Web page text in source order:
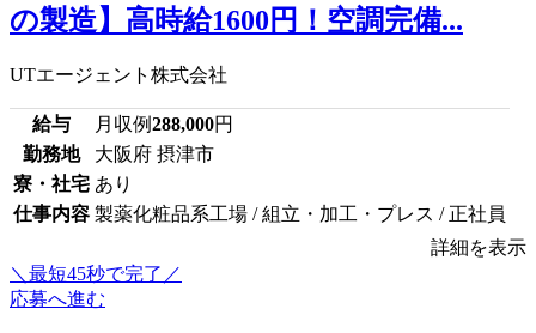
の製造】高時給1600円！空調完備...
UTエージェント株式会社
給与 月収例288,000円
勤務地
大阪府 摂津市
寮・社宅 あり
仕事内容 製薬化粧品系工場 / 組立・加工・プレス / 正社員
詳細を表示
＼最短45秒で完了／
応募へ進む